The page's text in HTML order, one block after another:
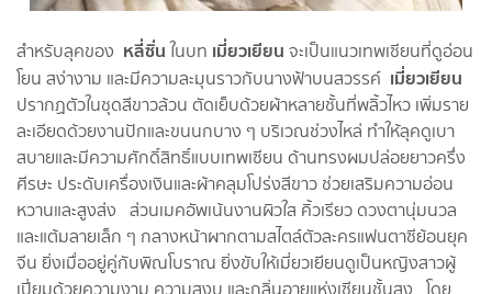
สำหรับลุคของ หลี่ซิ่นในบท เมี่ยวเยียน จะเป็นแนวเทพเซียนที่ดูอ่อน
โยน สง่างาม และมีความละมุนราวกับนางฟ้าบนสวรรค์ เมี่ยวเยียน
ปรากฏตัวในชุดสีขาวล้วน ตัดเย็บด้วยผ้าหลายชั้นที่พลิ้วไหว เพิ่มราย
ละเอียดด้วยงานปักและขนนกบาง ๆ บริเวณช่วงไหล่ ทำให้ลุคดูเบา
สบายและมีความศักดิ์สิทธิ์แบบเทพเซียน ด้านทรงผมปล่อยยาวครึ่ง
ศีรษะ ประดับเครื่องเงินและผ้าคลุมโปร่งสีขาว ช่วยเสริมความอ่อน
หวานและสูงส่ง ส่วนเมคอัพเน้นงานผิวใส คิ้วเรียว ดวงตานุ่มนวล
และแต้มลายเล็ก ๆ กลางหน้าผากตามสไตล์ตัวละครแฟนตาซีย้อนยุค
จีน ยิ่งเมื่ออยู่คู่กับพิณโบราณ ยิ่งขับให้เมี่ยวเยียนดูเป็นหญิงสาวผู้